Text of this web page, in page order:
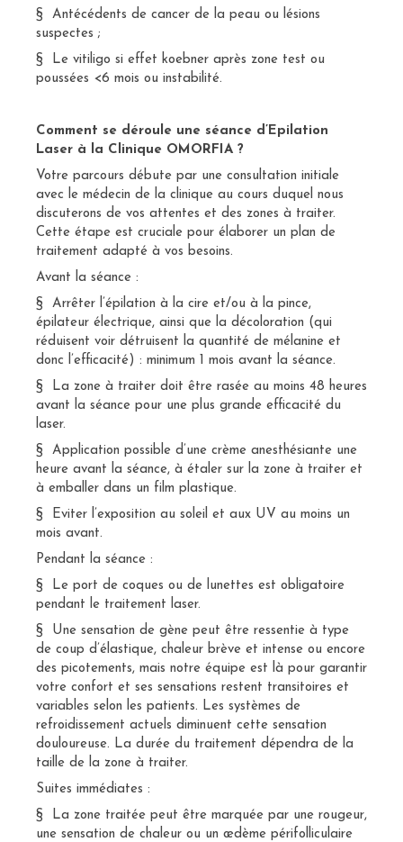
§ Antécédents de cancer de la peau ou lésions
suspectes ;
§ Le vitiligo si effet koebner après zone test ou
poussées <6 mois ou instabilité.
Comment se déroule une séance d’Epilation
Laser à la Clinique OMORFIA ?
Votre parcours débute par une consultation initiale
avec le médecin de la clinique au cours duquel nous
discuterons de vos attentes et des zones à traiter.
Cette étape est cruciale pour élaborer un plan de
traitement adapté à vos besoins.
Avant la séance :
§ Arrêter l’épilation à la cire et/ou à la pince,
épilateur électrique, ainsi que la décoloration (qui
réduisent voir détruisent la quantité de mélanine et
donc l’efficacité) : minimum 1 mois avant la séance.
§ La zone à traiter doit être rasée au moins 48 heures
avant la séance pour une plus grande efficacité du
laser.
§ Application possible d’une crème anesthésiante une
heure avant la séance, à étaler sur la zone à traiter et
à emballer dans un film plastique.
§ Eviter l’exposition au soleil et aux UV au moins un
mois avant.
Pendant la séance :
§ Le port de coques ou de lunettes est obligatoire
pendant le traitement laser.
§ Une sensation de gène peut être ressentie à type
de coup d’élastique, chaleur brève et intense ou encore
des picotements, mais notre équipe est là pour garantir
votre confort et ses sensations restent transitoires et
variables selon les patients. Les systèmes de
refroidissement actuels diminuent cette sensation
douloureuse. La durée du traitement dépendra de la
taille de la zone à traiter.
Suites immédiates :
§ La zone traitée peut être marquée par une rougeur,
une sensation de chaleur ou un œdème périfolliculaire